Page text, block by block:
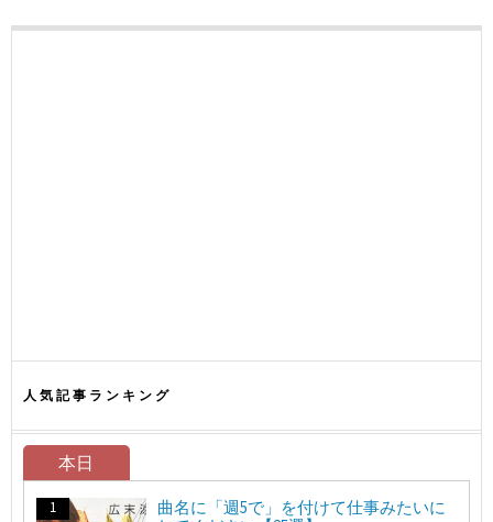
人気記事ランキング
本日
曲名に「週5で」を付けて仕事みたいに